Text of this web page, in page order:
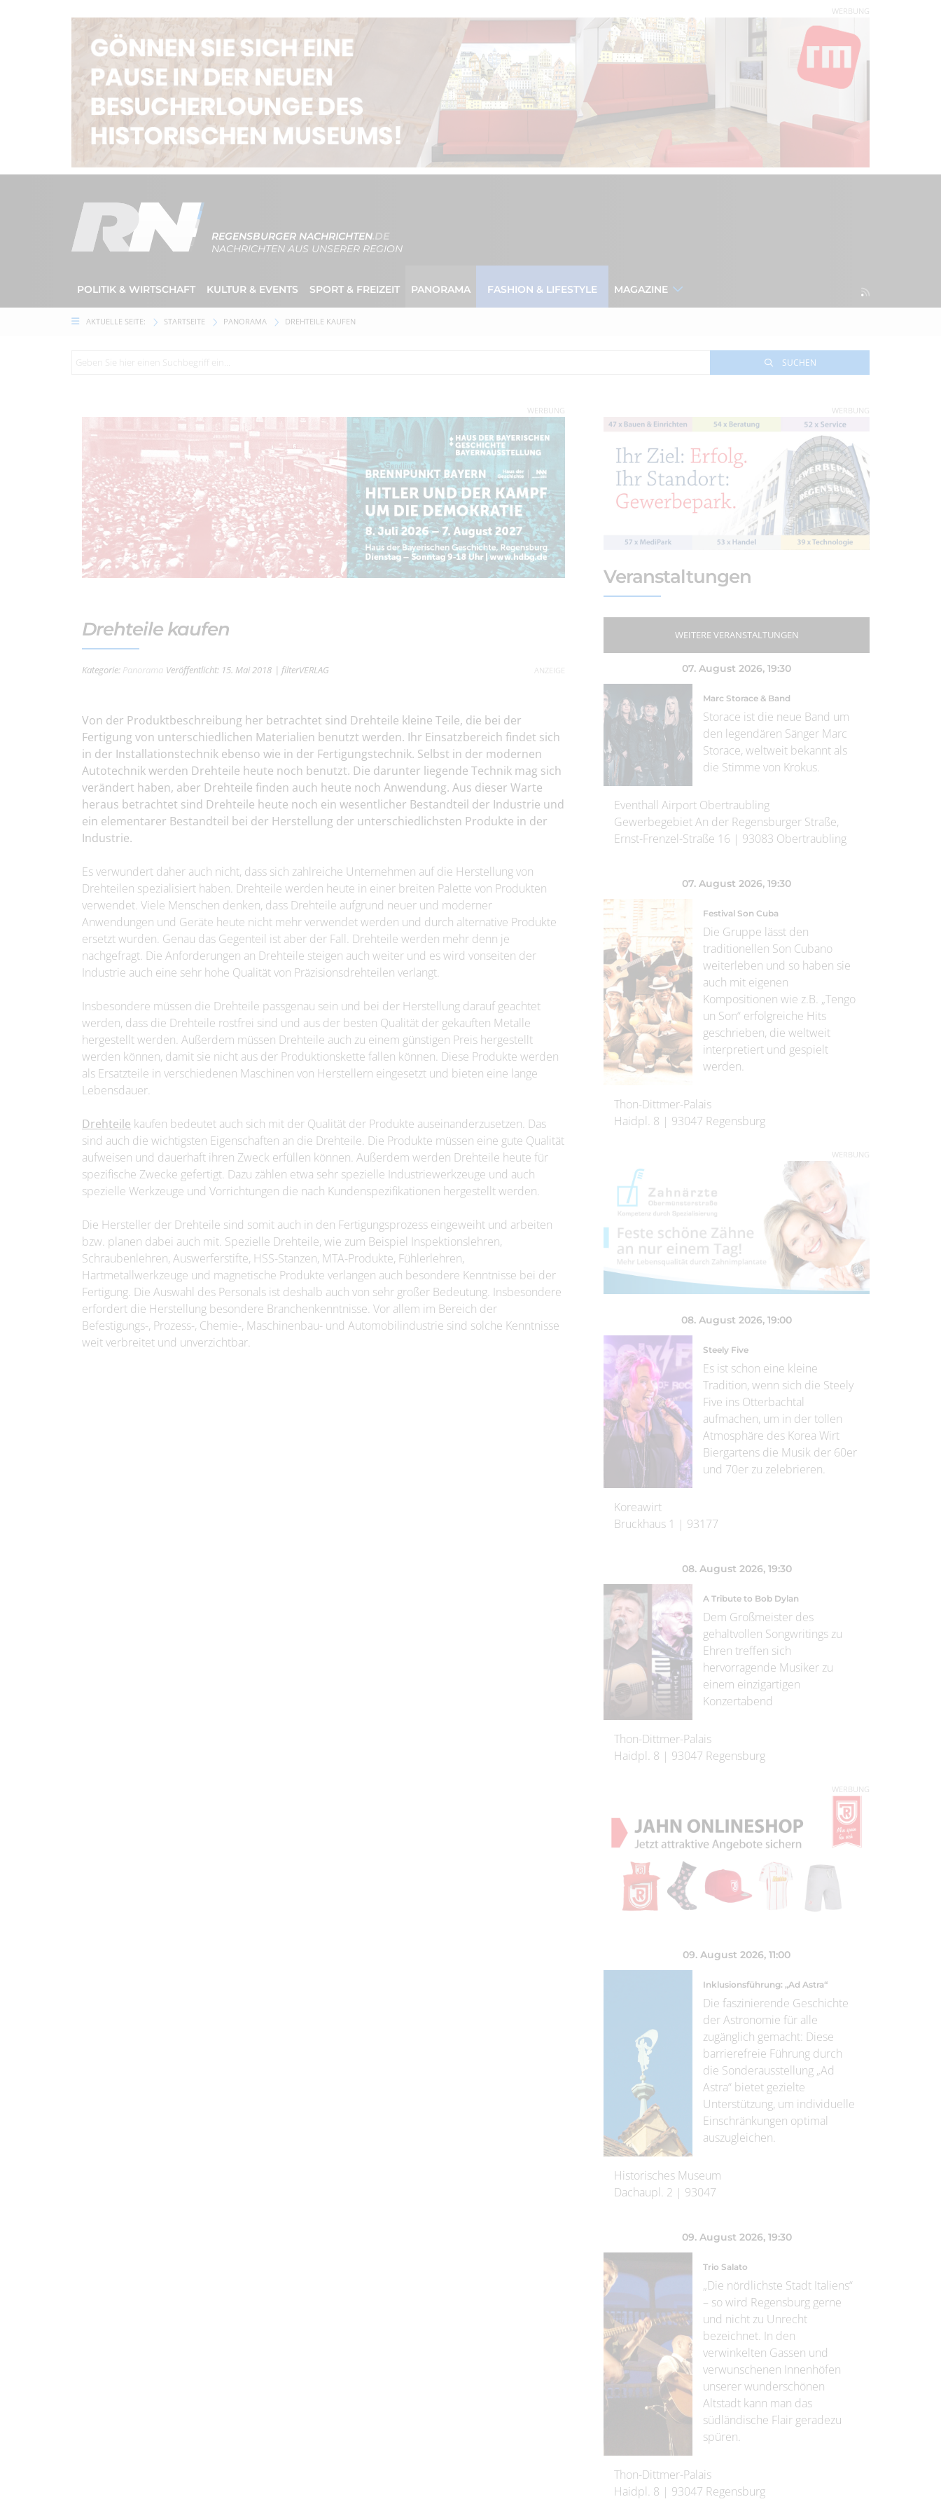
WERBUNG
REGENSBURGER NACHRICHTEN.DE
NACHRICHTEN AUS UNSERER REGION
POLITIK & WIRTSCHAFT KULTUR & EVENTS SPORT & FREIZEIT PANORAMA FASHION & LIFESTYLE MAGAZINE
AKTUELLE SEITE: STARTSEITE PANORAMA DREHTEILE KAUFEN
SUCHEN
WERBUNG
Drehteile kaufen
Kategorie: Panorama Veröffentlicht: 15. Mai 2018 | filterVERLAG
Von der Produktbeschreibung her betrachtet sind Drehteile kleine Teile, die bei der
Fertigung von unterschiedlichen Materialien benutzt werden. Ihr Einsatzbereich findet sich
in der Installationstechnik ebenso wie in der Fertigungstechnik. Selbst in der modernen
Autotechnik werden Drehteile heute noch benutzt. Die darunter liegende Technik mag sich
verändert haben, aber Drehteile finden auch heute noch Anwendung. Aus dieser Warte
heraus betrachtet sind Drehteile heute noch ein wesentlicher Bestandteil der Industrie und
ein elementarer Bestandteil bei der Herstellung der unterschiedlichsten Produkte in der
Industrie.
Es verwundert daher auch nicht, dass sich zahlreiche Unternehmen auf die Herstellung von
Drehteilen spezialisiert haben. Drehteile werden heute in einer breiten Palette von Produkten
verwendet. Viele Menschen denken, dass Drehteile aufgrund neuer und moderner
Anwendungen und Geräte heute nicht mehr verwendet werden und durch alternative Produkte
ersetzt wurden. Genau das Gegenteil ist aber der Fall. Drehteile werden mehr denn je
nachgefragt. Die Anforderungen an Drehteile steigen auch weiter und es wird vonseiten der
Industrie auch eine sehr hohe Qualität von Präzisionsdrehteilen verlangt.
Insbesondere müssen die Drehteile passgenau sein und bei der Herstellung darauf geachtet
werden, dass die Drehteile rostfrei sind und aus der besten Qualität der gekauften Metalle
hergestellt werden. Außerdem müssen Drehteile auch zu einem günstigen Preis hergestellt
werden können, damit sie nicht aus der Produktionskette fallen können. Diese Produkte werden
als Ersatzteile in verschiedenen Maschinen von Herstellern eingesetzt und bieten eine lange
Lebensdauer.
Drehteile kaufen bedeutet auch sich mit der Qualität der Produkte auseinanderzusetzen. Das
sind auch die wichtigsten Eigenschaften an die Drehteile. Die Produkte müssen eine gute Qualität
aufweisen und dauerhaft ihren Zweck erfüllen können. Außerdem werden Drehteile heute für
spezifische Zwecke gefertigt. Dazu zählen etwa sehr spezielle Industriewerkzeuge und auch
spezielle Werkzeuge und Vorrichtungen die nach Kundenspezifikationen hergestellt werden.
Die Hersteller der Drehteile sind somit auch in den Fertigungsprozess eingeweiht und arbeiten
bzw. planen dabei auch mit. Spezielle Drehteile, wie zum Beispiel Inspektionslehren,
Schraubenlehren, Auswerferstifte, HSS-Stanzen, MTA-Produkte, Fühlerlehren,
Hartmetallwerkzeuge und magnetische Produkte verlangen auch besondere Kenntnisse bei der
Fertigung. Die Auswahl des Personals ist deshalb auch von sehr großer Bedeutung. Insbesondere
erfordert die Herstellung besondere Branchenkenntnisse. Vor allem im Bereich der
Befestigungs-, Prozess-, Chemie-, Maschinenbau- und Automobilindustrie sind solche Kenntnisse
weit verbreitet und unverzichtbar.
WERBUNG
Veranstaltungen
WEITERE VERANSTALTUNGEN
07. August 2026, 19:30
Marc Storace & Band
Storace ist die neue Band um
den legendären Sänger Marc
Storace, weltweit bekannt als
die Stimme von Krokus.
Eventhall Airport Obertraubling
Gewerbegebiet An der Regensburger Straße,
Ernst-Frenzel-Straße 16 | 93083 Obertraubling
07. August 2026, 19:30
Festival Son Cuba
Die Gruppe lässt den
traditionellen Son Cubano
weiterleben und so haben sie
auch mit eigenen
Kompositionen wie z.B. „Tengo
un Son“ erfolgreiche Hits
geschrieben, die weltweit
interpretiert und gespielt
werden.
Thon-Dittmer-Palais
Haidpl. 8 | 93047 Regensburg
WERBUNG
08. August 2026, 19:00
Steely Five
Es ist schon eine kleine
Tradition, wenn sich die Steely
Five ins Otterbachtal
aufmachen, um in der tollen
Atmosphäre des Korea Wirt
Biergartens die Musik der 60er
und 70er zu zelebrieren.
Koreawirt
Bruckhaus 1 | 93177
08. August 2026, 19:30
A Tribute to Bob Dylan
Dem Großmeister des
gehaltvollen Songwritings zu
Ehren treffen sich
hervorragende Musiker zu
einem einzigartigen
Konzertabend
Thon-Dittmer-Palais
Haidpl. 8 | 93047 Regensburg
WERBUNG
09. August 2026, 11:00
Inklusionsführung: „Ad Astra“
Die faszinierende Geschichte
der Astronomie für alle
zugänglich gemacht: Diese
barrierefreie Führung durch
die Sonderausstellung „Ad
Astra“ bietet gezielte
Unterstützung, um individuelle
Einschränkungen optimal
auszugleichen.
Historisches Museum
Dachaupl. 2 | 93047
09. August 2026, 19:30
Trio Salato
„Die nördlichste Stadt Italiens“
– so wird Regensburg gerne
und nicht zu Unrecht
bezeichnet. In den
verwinkelten Gassen und
verwunschenen Innenhöfen
unserer wunderschönen
Altstadt kann man das
südländische Flair geradezu
spüren.
Thon-Dittmer-Palais
Haidpl. 8 | 93047 Regensburg